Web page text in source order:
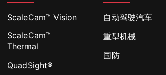
ScaleCam™ Vision
ScaleCam™
Thermal
QuadSight®
自动驾驶汽车
重型机械
国防